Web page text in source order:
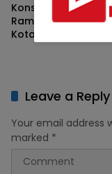
Konsolidasi Ranting
Rampung, PDI
Kota Malang Perkuat
Leave a Reply
Your email address
marked *